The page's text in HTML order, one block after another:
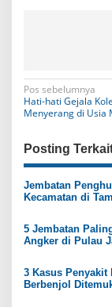
N
a
v
i
g
a
s
i
p
o
Pos sebelumnya
Hati-hati Gejala
Menyerang di Usia
Posting
Jembatan
Kecamatan di
5 Jembatan
Angker di Pulau
3 Kasus Penyakit
Berbenjol